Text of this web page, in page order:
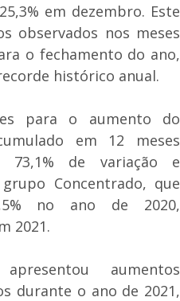
em dezembro. Este
observados nos meses
o fechamento do ano,
histórico anual.
para o aumento do
em 12 meses
73,1% de variação e
Concentrado, que
no ano de 2020,
2021.
aumentos
durante o ano de 2021,